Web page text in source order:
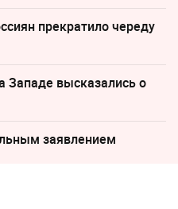
прекратило череду
Западе высказались о
заявлением